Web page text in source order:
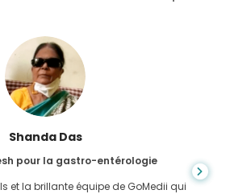
Shanda Das
pour la gastro-entérologie
et la brillante équipe de GoMedii qui